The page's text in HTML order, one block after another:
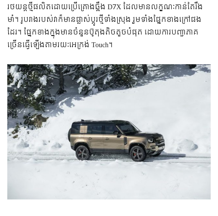
រថយន្ត​ថ្មី​ផលិត​ដោយ​ប្រើ​គ្រោង​ឆ្អឹង​ D7X ដែល​មាន​លក្ខណៈ​​កាន់​តែ​រឹង​
មាំ។ រូបរាង​របស់​វា​ក៏​មាន​ផ្លាស់​ប្ដូរ​​ថ្មី​ទាំង​ស្រុង រួម​ទាំង​ផ្នែក​ខាង​ក្រៅ​ផង​
ដែរ។ ផ្នែក​ខាង​ក្នុង​មាន​ចំនួន​ប៊ូតុង​តិច​តួច​បំផុត ដោយ​ការ​បញ្ជា​ភាគ​
ច្រើន​ធ្វើ​ឡើង​តាម​រយៈ​អេក្រង់​ Touch។